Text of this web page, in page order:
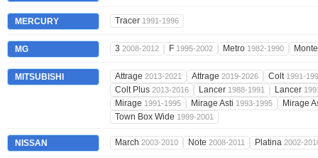
MERCURY Tracer 1991-1996
MG 3 2008-2012 F 1995-2002 Metro 1982-1990
MITSUBISHI Attrage 2013-2021 Attrage 2019-2026 Colt 1991-
Colt Plus 2013-2016 Lancer 1988-1991 Lancer
Mirage 1991-1995 Mirage Asti 1993-1995
Mirage
Town Box Wide 1999-2001
NISSAN March 2003-2010 Note 2008-2011 Platina 2002-